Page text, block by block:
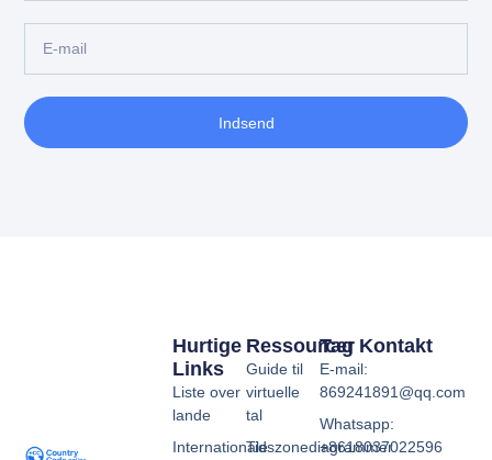
Indsend
Ressourcer
Guide til
virtuelle
tal
Tidszonediagrammer
Hurtige
Links
Liste over
lande
Internationale
Tag Kontakt
E-mail:
869241891@qq.com
Whatsapp:
+8618037022596